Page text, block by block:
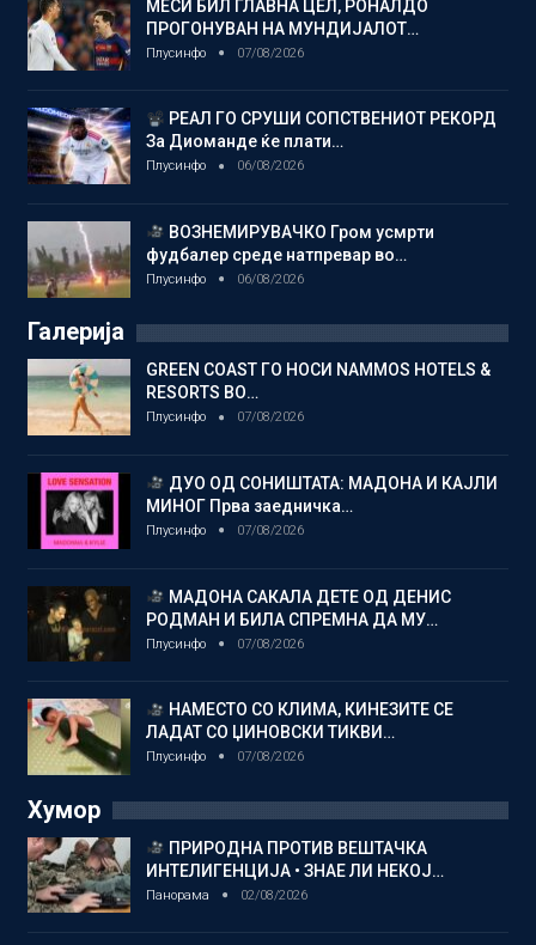
МЕСИ БИЛ ГЛАВНА ЦЕЛ, РОНАЛДО
ПРОГОНУВАН НА МУНДИЈАЛОТ…
Плусинфо 07/08/2026
РЕАЛ ГО СРУШИ СОПСТВЕНИОТ РЕКОРД
За Диоманде ќе плати…
Плусинфо 06/08/2026
ВОЗНЕМИРУВАЧКО Гром усмрти
фудбалер среде натпревар во…
Плусинфо 06/08/2026
Галерија
GREEN COAST ГО НОСИ NAMMOS HOTELS &
RESORTS ВО…
Плусинфо 07/08/2026
ДУО ОД СОНИШТАТА: МАДОНА И КАЈЛИ
МИНОГ Прва заедничка…
Плусинфо 07/08/2026
МАДОНА САКАЛА ДЕТЕ ОД ДЕНИС
РОДМАН И БИЛА СПРЕМНА ДА МУ…
Плусинфо 07/08/2026
НАМЕСТО СО КЛИМА, КИНЕЗИТЕ СЕ
ЛАДАТ СО ЏИНОВСКИ ТИКВИ…
Плусинфо 07/08/2026
Хумор
ПРИРОДНА ПРОТИВ ВЕШТАЧКА
ИНТЕЛИГЕНЦИЈА • ЗНАЕ ЛИ НЕКОЈ…
Панорама 02/08/2026